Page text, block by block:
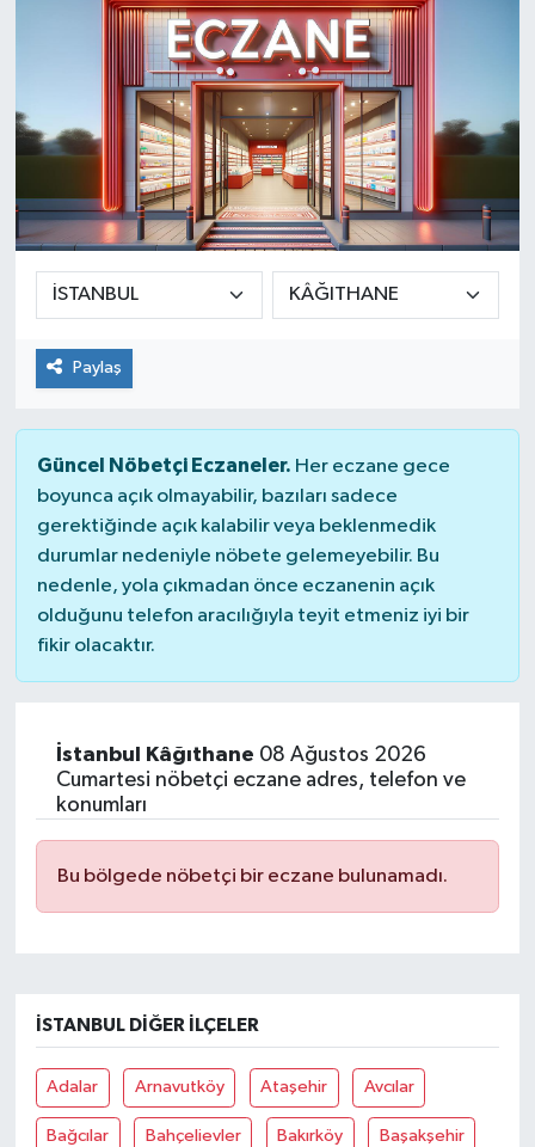
Paylaş
Güncel Nöbetçi Eczaneler. Her eczane gece
boyunca açık olmayabilir, bazıları sadece
gerektiğinde açık kalabilir veya beklenmedik
durumlar nedeniyle nöbete gelemeyebilir. Bu
nedenle, yola çıkmadan önce eczanenin açık
olduğunu telefon aracılığıyla teyit etmeniz iyi bir
fikir olacaktır.
İstanbul Kâğıthane 08 Ağustos 2026
Cumartesi nöbetçi eczane adres, telefon ve
konumları
Bu bölgede nöbetçi bir eczane bulunamadı.
İSTANBUL DIĞER İLÇELER
Adalar Arnavutköy Ataşehir Avcılar
Bağcılar Bahçelievler Bakırköy Başakşehir
SINAVLAR
YARIŞMA/ETKİNLİKLER
AKADEMİK/BİLİM
MEVZUAT/KARARLAR